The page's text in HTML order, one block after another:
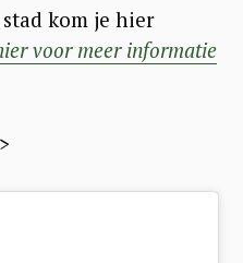
kom je hier
voor meer informatie